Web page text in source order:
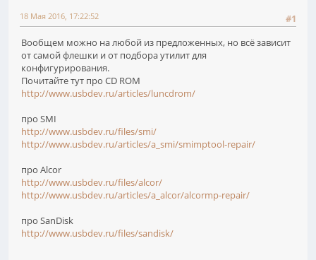
#1
18 Мая 2016, 17:22:52
Вообщем можно на любой из предложенных, но всё зависит
от самой флешки и от подбора утилит для
конфигурирования.
Почитайте тут про CD ROM
http://www.usbdev.ru/articles/luncdrom/
про SMI
http://www.usbdev.ru/files/smi/
http://www.usbdev.ru/articles/a_smi/smimptool-repair/
про Alcor
http://www.usbdev.ru/files/alcor/
http://www.usbdev.ru/articles/a_alcor/alcormp-repair/
про SanDisk
http://www.usbdev.ru/files/sandisk/